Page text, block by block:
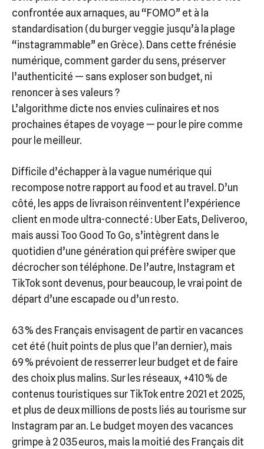
confrontée aux arnaques, au “FOMO” et à la
standardisation (du burger veggie jusqu’à la plage
“instagrammable” en Grèce). Dans cette frénésie
numérique, comment garder du sens, préserver
l’authenticité — sans exploser son budget, ni
renoncer à ses valeurs ?
L’algorithme dicte nos envies culinaires et nos
prochaines étapes de voyage — pour le pire comme
pour le meilleur.
Difficile d’échapper à la vague numérique qui
recompose notre rapport au food et au travel. D’un
côté, les apps de livraison réinventent l’expérience
client en mode ultra-connecté : Uber Eats, Deliveroo,
mais aussi Too Good To Go, s’intègrent dans le
quotidien d’une génération qui préfère swiper que
décrocher son téléphone. De l’autre, Instagram et
TikTok sont devenus, pour beaucoup, le vrai point de
départ d’une escapade ou d’un resto.
63 % des Français envisagent de partir en vacances
cet été (huit points de plus que l’an dernier), mais
69 % prévoient de resserrer leur budget et de faire
des choix plus malins. Sur les réseaux, +410 % de
contenus touristiques sur TikTok entre 2021 et 2025,
et plus de deux millions de posts liés au tourisme sur
Instagram par an. Le budget moyen des vacances
grimpe à 2 035 euros, mais la moitié des Français dit